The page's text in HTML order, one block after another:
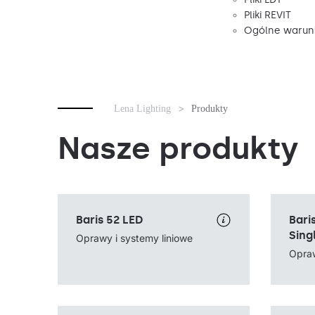
Pliki REVIT
Ogólne
Lena Lighting Produkty
Nasze produkty
Baris 52 LED
Oprawy i systemy liniowe
Źródło światła
Sposób montażu
natynkowy, zwieszany
Źródło
Sposób